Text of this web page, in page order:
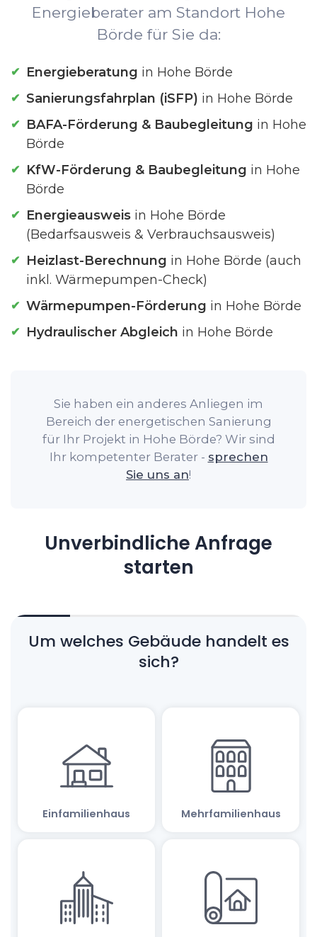
Energieberater am Standort Hohe
Börde für Sie da:
Energieberatung in Hohe Börde
Sanierungsfahrplan (iSFP) in Hohe Börde
BAFA-Förderung & Baubegleitung in Hohe
Börde
KfW-Förderung & Baubegleitung in Hohe
Börde
Energieausweis in Hohe Börde
(Bedarfsausweis & Verbrauchsausweis)
Heizlast-Berechnung in Hohe Börde (auch
inkl. Wärmepumpen-Check)
Wärmepumpen-Förderung in Hohe Börde
Hydraulischer Abgleich in Hohe Börde
Sie haben ein anderes Anliegen im
Bereich der energetischen Sanierung
für Ihr Projekt in Hohe Börde? Wir sind
Ihr kompetenter Berater - sprechen
Sie uns an!
Unverbindliche Anfrage
starten